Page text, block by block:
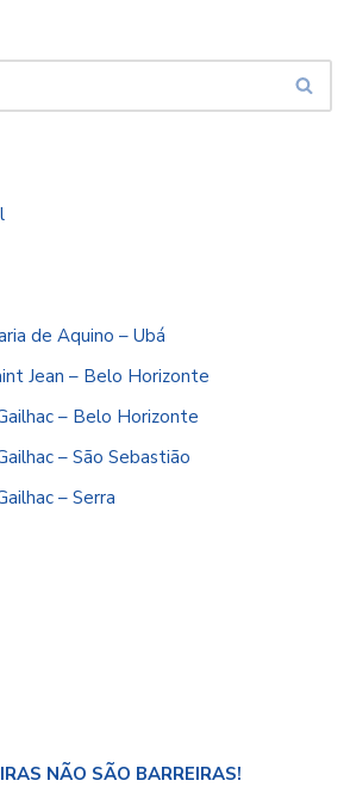
de Aquino – Ubá
Jean – Belo Horizonte
– Belo Horizonte
– São Sebastião
– Serra
NÃO SÃO BARREIRAS!